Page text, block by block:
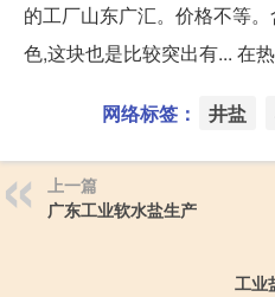
的工厂山东广汇。价格不等
色,这块也是比较突出有... 在热
网络标签： 井盐
上一篇
广东工业软水盐生产
工业